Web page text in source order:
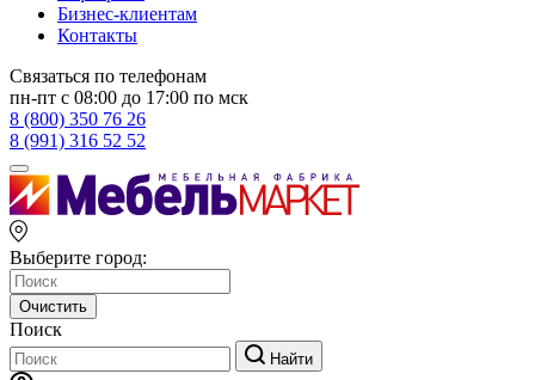
Бизнес-клиентам
Контакты
Связаться по телефонам
пн-пт с 08:00 до 17:00 по мск
8 (800) 350 76 26
8 (991) 316 52 52
Выберите город:
Очистить
Поиск
Найти